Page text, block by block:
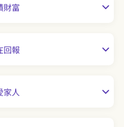
財富
回報
家人